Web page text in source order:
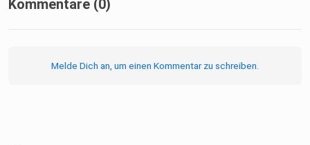
Kommentare (0)
Melde Dich an, um einen Kommentar zu schreiben.